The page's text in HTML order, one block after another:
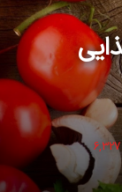
6,327